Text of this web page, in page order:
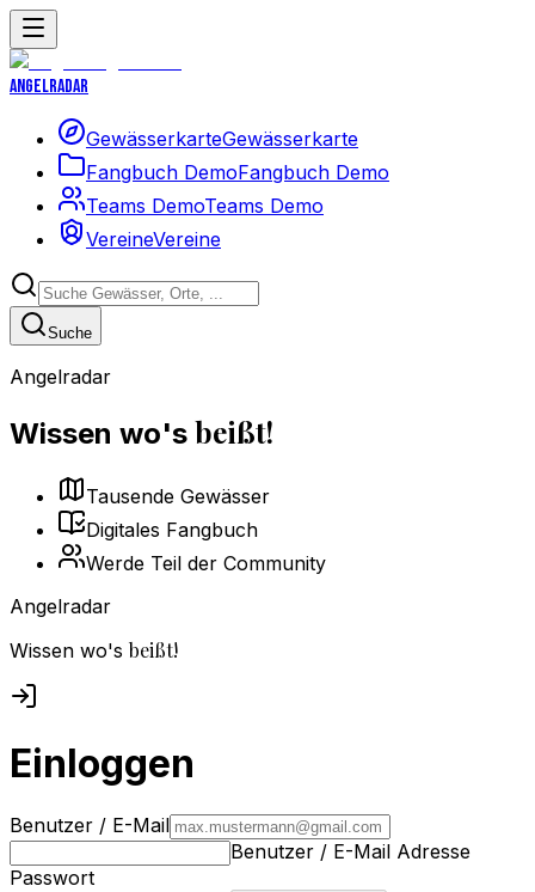
Angelradar
GewässerkarteGewässerkarte
Fangbuch DemoFangbuch Demo
Teams DemoTeams Demo
VereineVereine
Suche
Angelradar
Wissen wo's beißt!
Tausende Gewässer
Digitales Fangbuch
Werde Teil der Community
Angelradar
Wissen wo's beißt!
Einloggen
Benutzer / E-Mail
Benutzer / E-Mail Adresse
Passwort